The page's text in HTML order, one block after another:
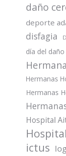
daño
deporte
disfagia
día del
Hermanas
Hermanas
Hospital
ictus